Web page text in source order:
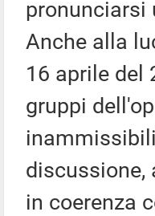
pronunciarsi
Anche alla
16 aprile del
gruppi
discussione,
in coerenza